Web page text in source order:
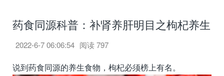
药食同源科普：补肾养肝明目之枸杞养生
2022-6-7 06:06:54 阅读797
说到药食同源的养生食物，枸杞必须榜上有名。